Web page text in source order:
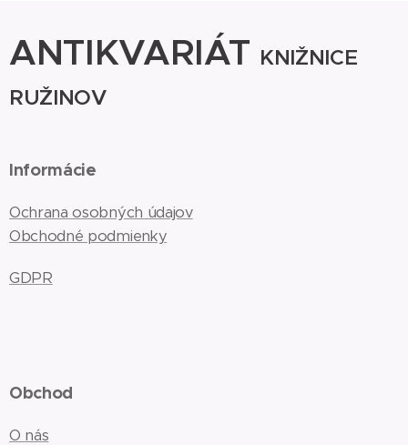
ANTIKVARIÁT KNIŽNICE
RUŽINOV
Informácie
Ochrana osobných údajov
Obchodné podmienky
GDPR
Obchod
O nás